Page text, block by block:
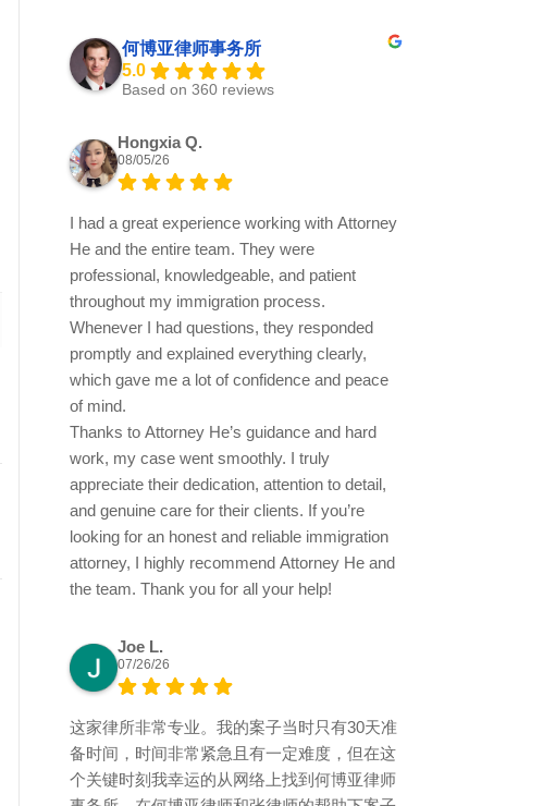
何博亚律师事务所
5.0
Based on 360 reviews
Hongxia Q.
08/05/26
I had a great experience working with Attorney
He and the entire team. They were
professional, knowledgeable, and patient
throughout my immigration process.
Whenever I had questions, they responded
promptly and explained everything clearly,
which gave me a lot of confidence and peace
of mind.
Thanks to Attorney He’s guidance and hard
work, my case went smoothly. I truly
appreciate their dedication, attention to detail,
and genuine care for their clients. If you’re
looking for an honest and reliable immigration
attorney, I highly recommend Attorney He and
the team. Thank you for all your help!
Joe L.
07/26/26
这家律所非常专业。我的案子当时只有30天准
备时间，时间非常紧急且有一定难度，但在这
个关键时刻我幸运的从网络上找到何博亚律师